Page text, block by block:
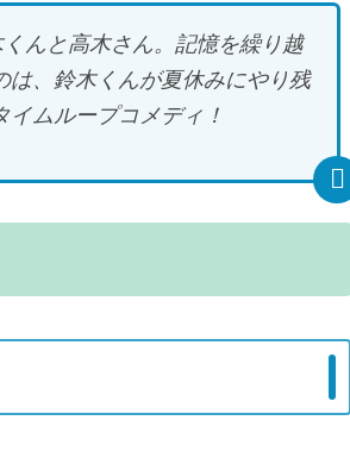
んと高木さん。記憶を繰り越
は、鈴木くんが夏休みにやり残
ムループコメディ！